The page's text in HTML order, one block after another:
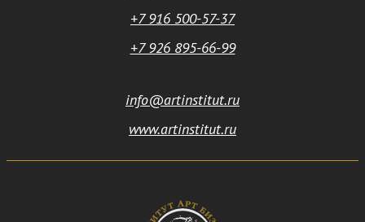
+7 916 500-57-37
+7 926 895-66-99
info@artinstitut.ru
www.artinstitut.ru